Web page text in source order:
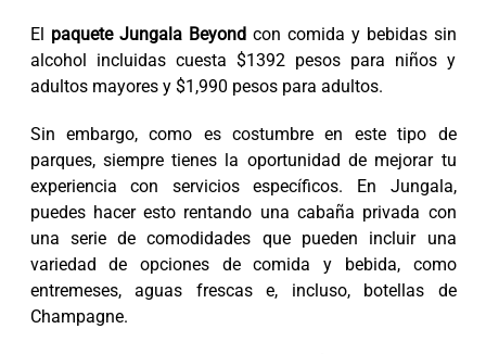
El paquete Jungala Beyondcon comida y bebidas sin
alcohol incluidas cuesta $1392 pesos para niños y
adultos mayores y $1,990 pesos para adultos.
Sin embargo, como es costumbre en este tipo de
parques, siempre tienes la oportunidad de mejorar tu
experiencia con servicios específicos. En Jungala,
puedes hacer esto rentando una cabaña privada con
una serie de comodidades que pueden incluir una
variedad de opciones de comida y bebida, como
entremeses, aguas frescas e, incluso, botellas de
Champagne.